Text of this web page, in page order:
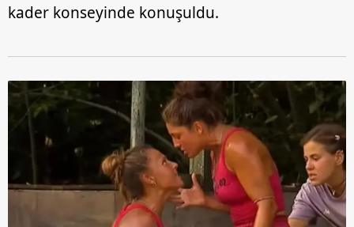
kader konseyinde konuşuldu.